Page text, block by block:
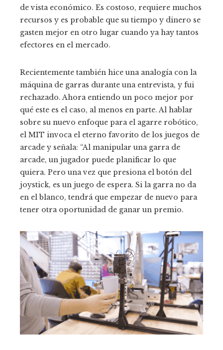
de vista económico. Es costoso, requiere muchos
recursos y es probable que su tiempo y dinero se
gasten mejor en otro lugar cuando ya hay tantos
efectores en el mercado.
Recientemente también hice una analogía con la
máquina de garras durante una entrevista, y fui
rechazado. Ahora entiendo un poco mejor por
qué este es el caso, al menos en parte. Al hablar
sobre su nuevo enfoque para el agarre robótico,
el MIT invoca el eterno favorito de los juegos de
arcade y señala: “Al manipular una garra de
arcade, un jugador puede planificar lo que
quiera. Pero una vez que presiona el botón del
joystick, es un juego de espera. Si la garra no da
en el blanco, tendrá que empezar de nuevo para
tener otra oportunidad de ganar un premio.